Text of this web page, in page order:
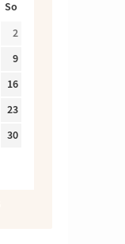
So
2
9
16
23
30